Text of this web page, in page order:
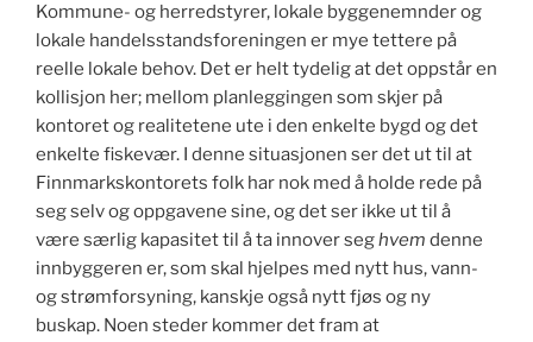
Kommune- og herredstyrer, lokale byggenemnder og
lokale handelsstandsforeningen er mye tettere på
reelle lokale behov. Det er helt tydelig at det oppstår en
kollisjon her; mellom planleggingen som skjer på
kontoret og realitetene ute i den enkelte bygd og det
enkelte fiskevær. I denne situasjonen ser det ut til at
Finnmarkskontorets folk har nok med å holde rede på
seg selv og oppgavene sine, og det ser ikke ut til å
være særlig kapasitet til å ta innover seghvem denne
innbyggeren er, som skal hjelpes med nytt hus, vann-
og strømforsyning, kanskje også nytt fjøs og ny
buskap. Noen steder kommer det fram at